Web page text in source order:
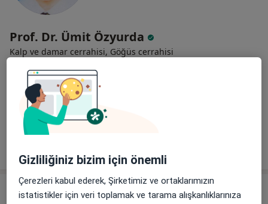
Prof. Dr. Ümit Özyurda
Kalp ve damar cerrahisi, Göğüs cerrahisi
Demirlibahçe Mah. Mamak Cad., Mamak
Ankara Üniversitesi Cebeci Kalp Merkezi
Gizliliğiniz bizim için önemli
Çerezleri kabul ederek, Şirketimiz ve ortaklarımızın
istatistikler için veri toplamak ve tarama alışkanlıklarınıza